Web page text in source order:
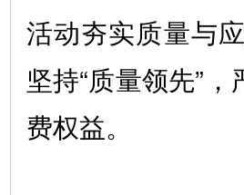
活动夯实质量与
坚持“质量领先”
费权益。